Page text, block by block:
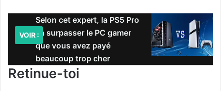
Selon cet expert, la PS5 Pro
va surpasser le PC gamer
que vous avez payé
beaucoup trop cher
VOIR :
Retinue-toi